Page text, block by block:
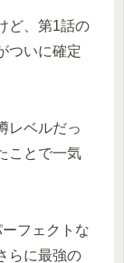
ど、第1話の
ついに確定
レベルだっ
ことで一気
フェクトな
らに最強の